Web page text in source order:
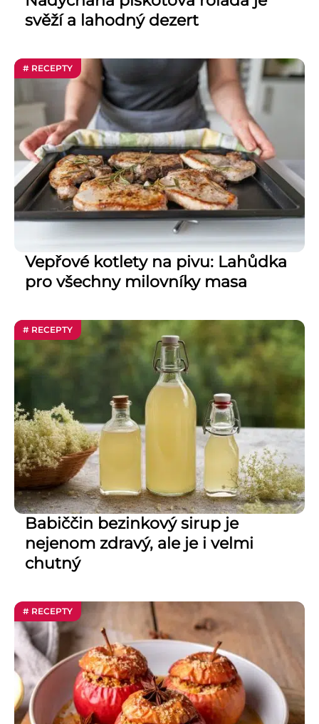
svěží a lahodný dezert
# RECEPTY
Vepřové kotlety na pivu: Lahůdka
pro všechny milovníky masa
# RECEPTY
Babiččin bezinkový sirup je
nejenom zdravý, ale je i velmi
chutný
# RECEPTY